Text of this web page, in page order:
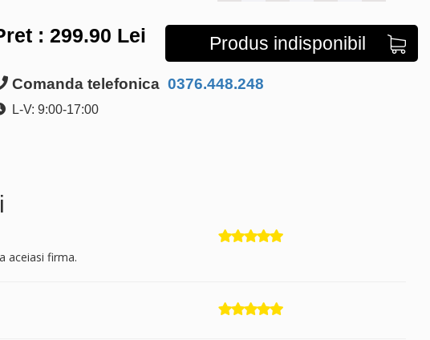
: 299.90 Lei Produs indisponibil
Comanda telefonica 0376.448.248
L-V: 9:00-17:00
aceiasi firma.